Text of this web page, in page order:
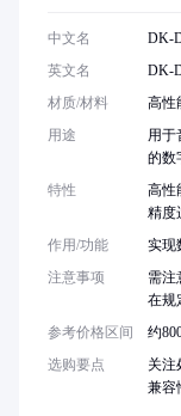
中文名
DK-
英文名
DK-
材质/材料
高性
用途
用于
的数
特性
高性
精度
作用/功能
实现
注意事项
需注
在规
参考价格区间
约
选购要点
关注
兼容